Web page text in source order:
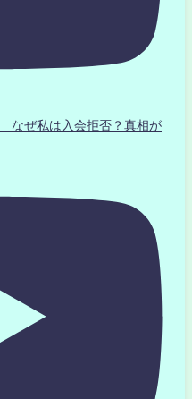
ぜ私は入会拒否？真相が